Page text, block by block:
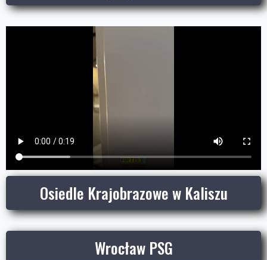
Osiedle Krajobrazowe w Kaliszu
Wrocław PSG